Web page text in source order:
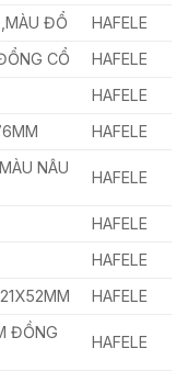
ĐỔ
HAFELE
CỔ
HAFELE
HAFELE
HAFELE
NÂU
HAFELE
HAFELE
HAFELE
HAFELE
ĐỒNG
HAFELE